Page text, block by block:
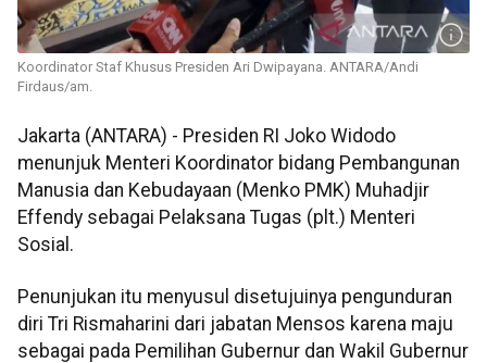
Koordinator Staf Khusus Presiden Ari Dwipayana. ANTARA/Andi
Firdaus/am.
Jakarta (ANTARA) - Presiden RI Joko Widodo
menunjuk Menteri Koordinator bidang Pembangunan
Manusia dan Kebudayaan (Menko PMK) Muhadjir
Effendy sebagai Pelaksana Tugas (plt.) Menteri
Sosial.
Penunjukan itu menyusul disetujuinya pengunduran
diri Tri Rismaharini dari jabatan Mensos karena maju
sebagai pada Pemilihan Gubernur dan Wakil Gubernur